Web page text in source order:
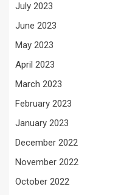
July 2023
June 2023
May 2023
April 2023
March 2023
February 2023
January 2023
December 2022
November 2022
October 2022